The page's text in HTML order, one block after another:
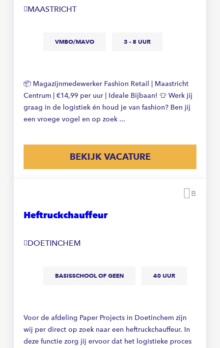
MAASTRICHT
VMBO/MAVO 3 - 8 UUR
📦 Magazijnmedewerker Fashion Retail | Maastricht
Centrum | €14,99 per uur | Ideale Bijbaan! 👕 Werk jij
graag in de logistiek én houd je van fashion? Ben jij
een vroege vogel en op zoek ...
BEKIJK VACATURE
Heftruckchauffeur
DOETINCHEM
BASISSCHOOL OF GEEN 40 UUR
Voor de afdeling Paper Projects in Doetinchem zijn
wij per direct op zoek naar een heftruckchauffeur. In
deze functie zorg jij ervoor dat het logistieke proces